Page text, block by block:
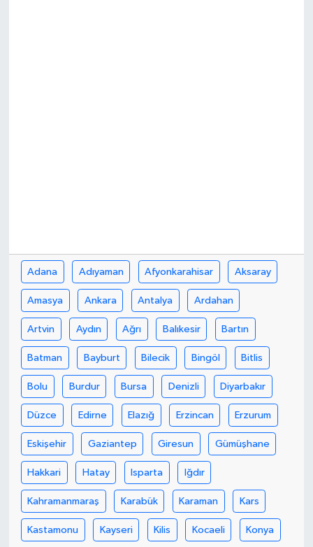
Adana Adıyaman Afyonkarahisar Aksaray
Amasya Ankara Antalya Ardahan
Artvin Aydın Ağrı Balıkesir Bartın
Batman Bayburt Bilecik Bingöl Bitlis
Bolu Burdur Bursa Denizli Diyarbakır
Düzce Edirne Elazığ Erzincan Erzurum
Eskişehir Gaziantep Giresun Gümüşhane
Hakkari Hatay Isparta Iğdır
Kahramanmaraş Karabük Karaman Kars
Kastamonu Kayseri Kilis Kocaeli Konya